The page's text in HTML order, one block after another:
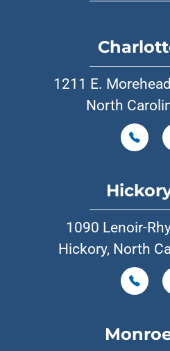
1211 E.
North
1090 Lenoir-
Hickory, North